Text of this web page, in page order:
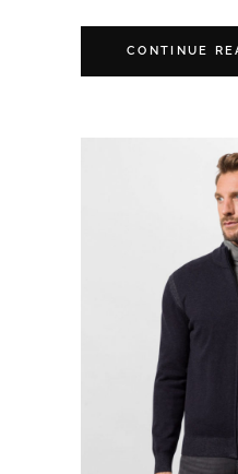
CONTINUE